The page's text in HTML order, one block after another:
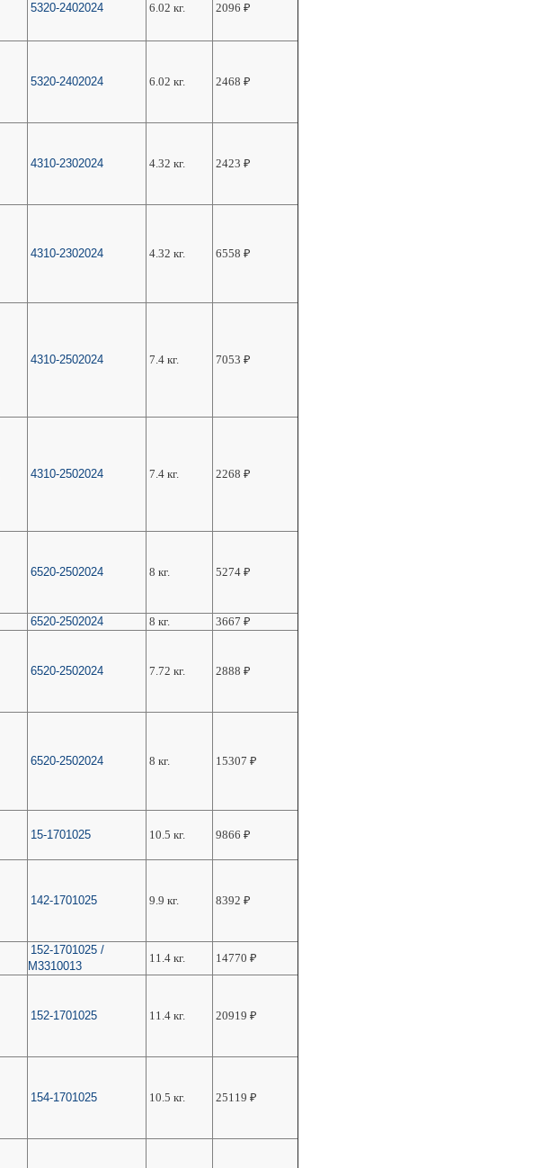
5320-2402024 6.02 кг. 2096 ₽
5320-2402024 6.02 кг. 2468 ₽
4310-2302024 4.32 кг. 2423 ₽
4310-2302024 4.32 кг. 6558 ₽
4310-2502024 7.4 кг. 7053 ₽
4310-2502024 7.4 кг. 2268 ₽
6520-2502024 8 кг. 5274 ₽
6520-2502024 8 кг. 3667 ₽
6520-2502024 7.72 кг. 2888 ₽
6520-2502024 8 кг. 15307 ₽
15-1701025 10.5 кг. 9866 ₽
142-1701025 9.9 кг. 8392 ₽
152-1701025 /
M3310013
11.4 кг. 14770 ₽
152-1701025 11.4 кг. 20919 ₽
154-1701025 10.5 кг. 25119 ₽